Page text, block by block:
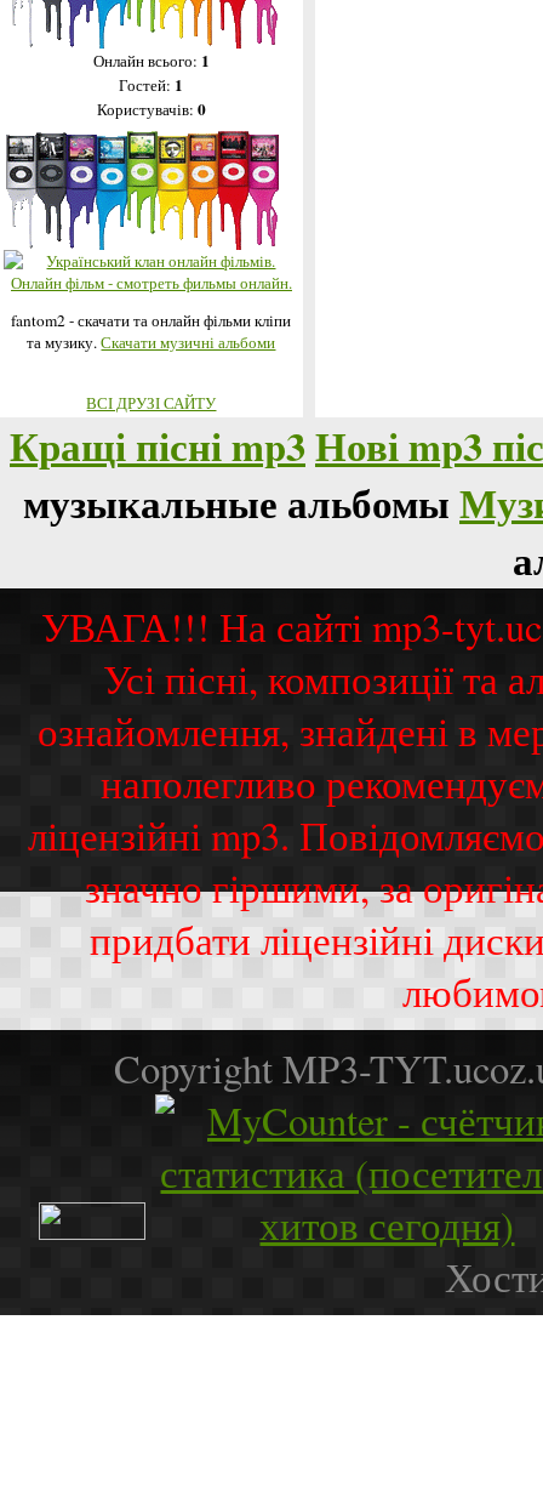
Онлайн всього: 1
Гостей: 1
Користувачів: 0
fantom2 - скачати та онлайн фільми кліпи
та музику.Скачати музичні альбоми
ВСІ ДРУЗІ САЙТУ
Кращі пісні mp3Нові mp3
музыкальные альбомы
УВАГА!!! На сайті mp3-
Усі пісні, композиції
ознайомлення, знайдені в
наполегливо
ліцензійні mp3.
значно гіршими, за
придбати ліцензійні
Copyright MP3-